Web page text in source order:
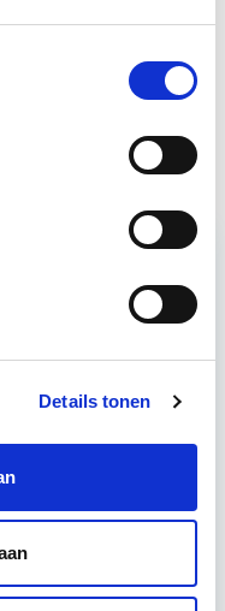
Details tonen
Start do 24 sep
ongelukken
Klassikaal